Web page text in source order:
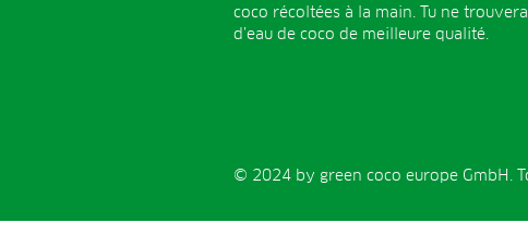
coco récoltées à la main. Tu ne
d’eau de coco de meilleure qualité.
© 2024 by green coco europe GmbH.